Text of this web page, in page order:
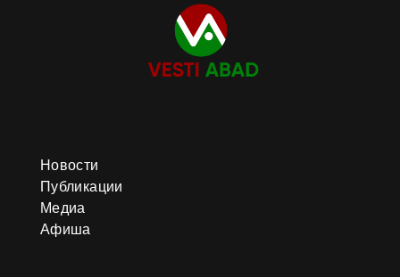
Новости
Публикации
Медиа
Афиша